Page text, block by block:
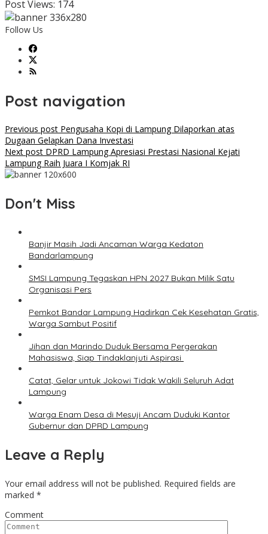
Post Views: 174
Follow Us
Post navigation
Previous post Pengusaha Kopi di Lampung Dilaporkan atas
Dugaan Gelapkan Dana Investasi
Next post DPRD Lampung Apresiasi Prestasi Nasional Kejati
Lampung Raih Juara I Komjak RI
Don't Miss
Banjir Masih Jadi Ancaman Warga Kedaton
Bandarlampung
SMSI Lampung Tegaskan HPN 2027 Bukan Milik Satu
Organisasi Pers
Pemkot Bandar Lampung Hadirkan Cek Kesehatan Gratis,
Warga Sambut Positif
Jihan dan Marindo Duduk Bersama Pergerakan
Mahasiswa, Siap Tindaklanjuti Aspirasi
Catat, Gelar untuk Jokowi Tidak Wakili Seluruh Adat
Lampung
Warga Enam Desa di Mesuji Ancam Duduki Kantor
Gubernur dan DPRD Lampung
Leave a Reply
Your email address will not be published. Required fields are
marked *
Comment